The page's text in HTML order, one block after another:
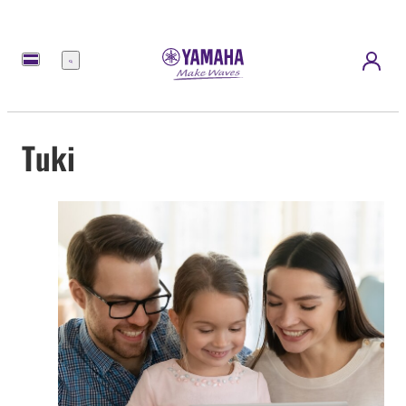
Menu
Tuki